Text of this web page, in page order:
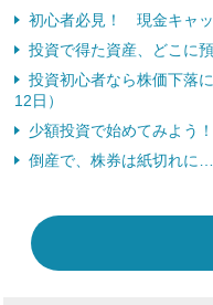
初心者必見！ 現金キャ
投資で得た資産、どこに
投資初心者なら株価下落
12日）
少額投資で始めてみよう
倒産で、株券は紙切れに